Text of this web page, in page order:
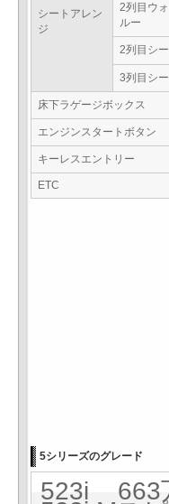
シートアレン
ジ
2列目ウ
ルー
2列目シー
3列目シー
床下ラゲージボックス
エンジンスタートボタン
キーレスエントリー
ETC
5シリーズのグレード
523i 663